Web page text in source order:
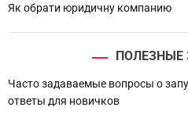
Як обрати юридичну компанию
ПОЛЕЗНЫЕ
Часто задаваемые вопросы о
ответы для новичков